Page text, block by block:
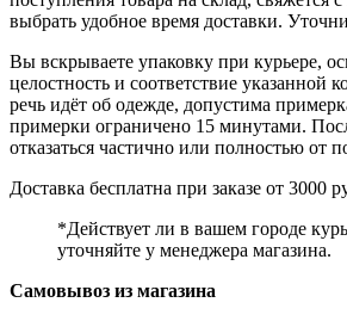
выбрать удобное время доставки.
Вы вскрываете упаковку при курьере,
целостность и соответствие указанной
речь идёт об одежде, допустима
примерки ограничено 15 минутами.
отказаться частично или полностью от
Доставка бесплатна при заказе от 3000
*Действует ли в вашем городе
уточняйте у менеджера магазина.
Самовывоз из магазина